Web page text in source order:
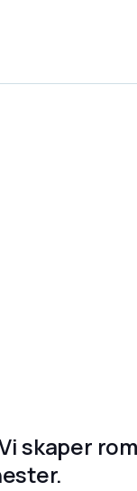
skaper